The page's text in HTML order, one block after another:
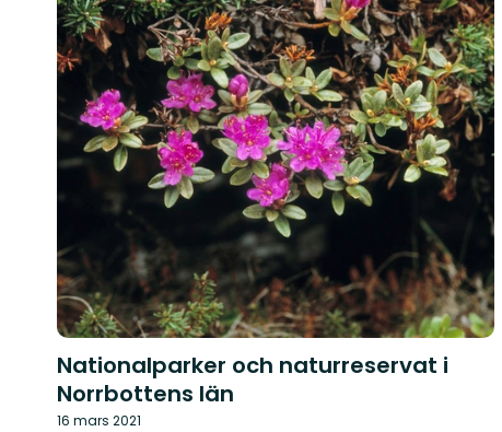
Nationalparker och naturreservat i
Norrbottens län
16 mars 2021